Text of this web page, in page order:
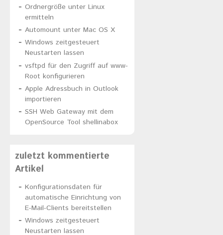
Ordnergröße unter Linux
ermitteln
Automount unter Mac OS X
Windows zeitgesteuert
Neustarten lassen
vsftpd für den Zugriff auf www-
Root konfigurieren
Apple Adressbuch in Outlook
importieren
SSH Web Gateway mit dem
OpenSource Tool shellinabox
zuletzt kommentierte
Artikel
Konfigurationsdaten für
automatische Einrichtung von
E-Mail-Clients bereitstellen
Windows zeitgesteuert
Neustarten lassen